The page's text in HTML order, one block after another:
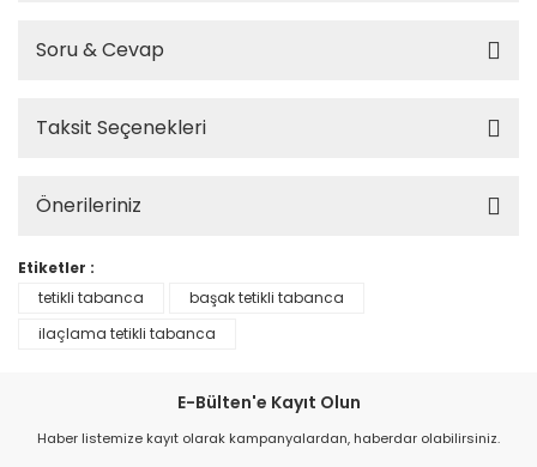
Soru & Cevap
Taksit Seçenekleri
Önerileriniz
Etiketler :
tetikli tabanca
başak tetikli tabanca
ilaçlama tetikli tabanca
E-Bülten'e Kayıt Olun
Haber listemize kayıt olarak kampanyalardan, haberdar olabilirsiniz.